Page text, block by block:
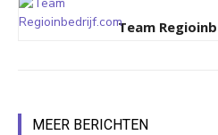
Team
MEER BERICHTEN